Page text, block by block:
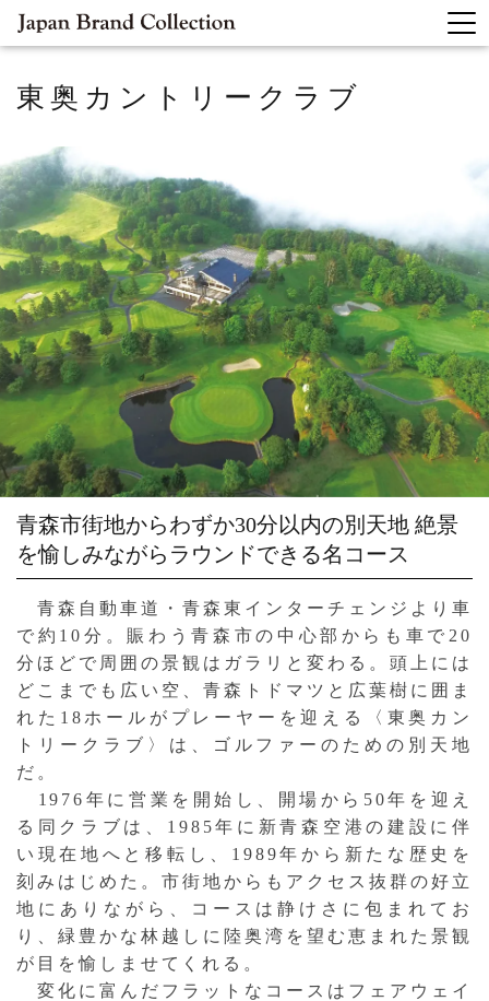
東奥カントリークラブ
青森市街地からわずか30分以内の別天地 絶景
を愉しみながらラウンドできる名コース
青森自動車道・青森東インターチェンジより車
で約10分。賑わう青森市の中心部からも車で20
分ほどで周囲の景観はガラリと変わる。頭上には
どこまでも広い空、青森トドマツと広葉樹に囲ま
れた18ホールがプレーヤーを迎える〈東奥カン
トリークラブ〉は、ゴルファーのための別天地
だ。
1976年に営業を開始し、開場から50年を迎え
る同クラブは、1985年に新青森空港の建設に伴
い現在地へと移転し、1989年から新たな歴史を
刻みはじめた。市街地からもアクセス抜群の好立
地にありながら、コースは静けさに包まれてお
り、緑豊かな林越しに陸奥湾を望む恵まれた景観
が目を愉しませてくれる。
変化に富んだフラットなコースはフェアウェイ